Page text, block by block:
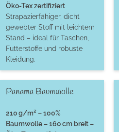
Öko-Tex zertifiziert
Strapazierfähiger, dicht
gewebter Stoff mit leichtem
Stand – ideal für Taschen,
Futterstoffe und robuste
Kleidung.
Panama Baumwolle
210 g/m² – 100%
Baumwolle – 160 cm breit –